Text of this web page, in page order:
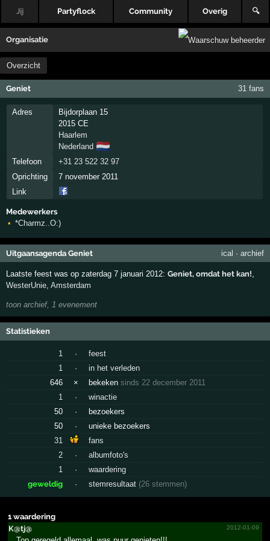
Jij Partyflock Community Overig 🔍
Organisatie
Overzicht
Geniet 31 fans
Adres
Bijdorplaan 15
2015 CE
Haarlem
Nederland 🇳🇱
Telefoon
+31 23 522 32 97
Oprichting
7 november 2011
Link
Medewerkers
*Charmz..O:)
Uitgaansagenda Geniet ical · archief
Laatste feest was op zaterdag 7 januari 2012:Geniet, omdat het kan!,
WesterUnie,Amsterdam
toon archief, 1 evenement
Statistieken
1 ·
feest
1
·
in het verleden
646
× bekekensinds 22 december 2011
1
·
winactie
50
·
bezoekers
50
·
unieke bezoekers
31
fans
2
·
albumfoto's
1
·
waardering
geweldig
· stemresultaat (26 stemmen)
1 waardering
K@tj@
2012-01-09